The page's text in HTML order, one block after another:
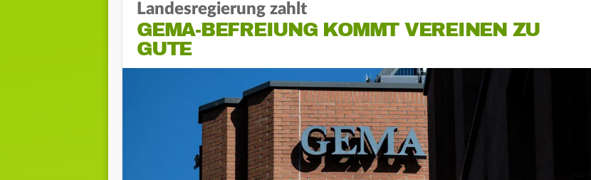
Landesregierung zahlt
GEMA-BEFREIUNG KOMMT VEREINEN ZU
GUTE